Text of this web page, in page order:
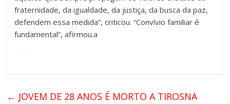
fraternidade, da igualdade, da justiça, da busca da paz,
defendem essa medida”, criticou. “Convívio familiar é
fundamental”, afirmou.a
← JOVEM DE 28 ANOS É MORTO A TIROSNA